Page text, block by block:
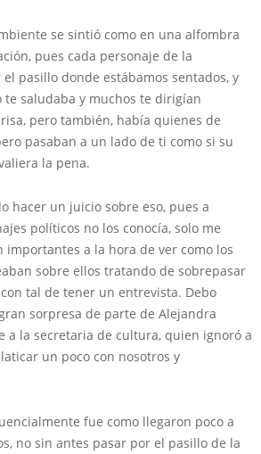
se sintió como en una alfombra
pues cada personaje de la
pasillo donde estábamos sentados, y
saludaba y muchos te dirigían
pero también, había quienes de
pasaban a un lado de ti como si su
la pena.
hacer un juicio sobre eso, pues a
políticos no los conocía, solo me
importantes a la hora de ver como los
sobre ellos tratando de sobrepasar
tal de tener un entrevista. Debo
sorpresa de parte de Alejandra
a la secretaria de cultura, quien ignoró a
un poco con nosotros y
fue como llegaron poco a
no sin antes pasar por el pasillo de la